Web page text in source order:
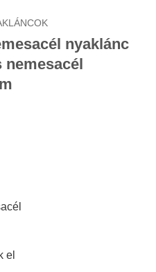
nyaklánc
nemesacél
Ft
el